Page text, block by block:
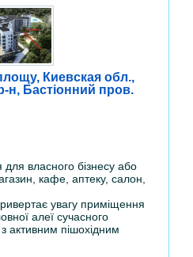
Киевская обл.,
н, Бастіонний пров.
власного бізнесу або
кафе, аптеку, салон,
увагу приміщення
алеї сучасного
активним пішохідним